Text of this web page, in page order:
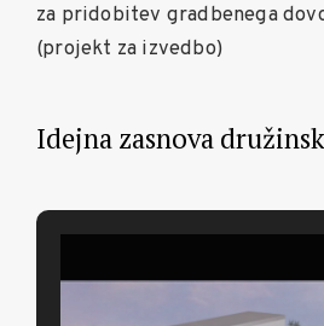
za pridobitev gradbenega
(projekt za izvedbo)
Idejna zasnova